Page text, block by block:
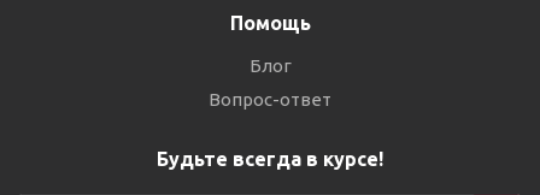
Помощь
Блог
Вопрос-ответ
Будьте всегда в курсе!